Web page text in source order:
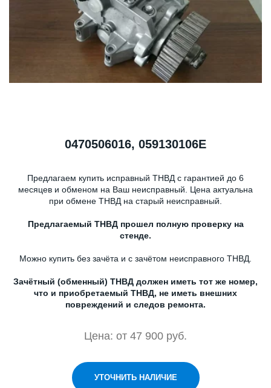
0470506016, 059130106E
Предлагаем купить исправный ТНВД с гарантией до 6
месяцев и обменом на Ваш неисправный. Цена актуальна
при обмене ТНВД на старый неисправный.
Предлагаемый ТНВД прошел полную проверку на
стенде.
Можно купить без зачёта и с зачётом неисправного ТНВД.
Зачётный (обменный) ТНВД должен иметь тот же номер,
что и приобретаемый ТНВД, не иметь внешних
повреждений и следов ремонта.
Цена: от 47 900 руб.
УТОЧНИТЬ НАЛИЧИЕ